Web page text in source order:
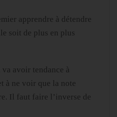
apprendre à détendre
soit de plus en plus
avoir tendance à
à ne voir que la note
Il faut faire l’inverse de